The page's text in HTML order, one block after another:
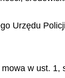
Urzędu
w ust. 1,